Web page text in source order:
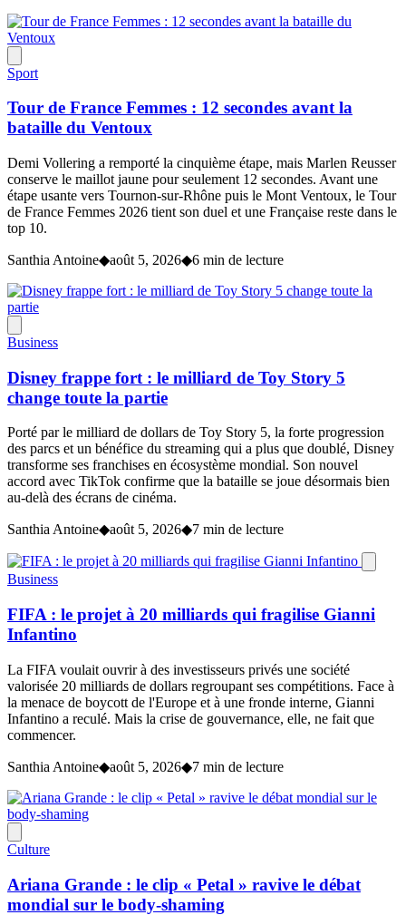
Sport
Tour de France Femmes : 12 secondes avant la
bataille du Ventoux
Demi Vollering a remporté la cinquième étape, mais Marlen Reusser
conserve le maillot jaune pour seulement 12 secondes. Avant une
étape usante vers Tournon-sur-Rhône puis le Mont Ventoux, le Tour
de France Femmes 2026 tient son duel et une Française reste dans le
top 10.
Santhia Antoine◆août 5, 2026◆6 min de lecture
Business
Disney frappe fort : le milliard de Toy Story 5
change toute la partie
Porté par le milliard de dollars de Toy Story 5, la forte progression
des parcs et un bénéfice du streaming qui a plus que doublé, Disney
transforme ses franchises en écosystème mondial. Son nouvel
accord avec TikTok confirme que la bataille se joue désormais bien
au-delà des écrans de cinéma.
Santhia Antoine◆août 5, 2026◆7 min de lecture
Business
FIFA : le projet à 20 milliards qui fragilise Gianni
Infantino
La FIFA voulait ouvrir à des investisseurs privés une société
valorisée 20 milliards de dollars regroupant ses compétitions. Face à
la menace de boycott de l'Europe et à une fronde interne, Gianni
Infantino a reculé. Mais la crise de gouvernance, elle, ne fait que
commencer.
Santhia Antoine◆août 5, 2026◆7 min de lecture
Culture
Ariana Grande : le clip « Petal » ravive le débat
mondial sur le body-shaming